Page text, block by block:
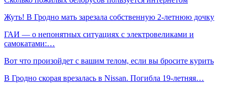
Жуть! В Гродно мать зарезала собственную 2-летнюю дочку
ГАИ — о непонятных ситуациях с электровеликами и
самокатами:…
Вот что произойдет с вашим телом, если вы бросите курить
В Гродно скорая врезалась в Nissan. Погибла 19-летняя…